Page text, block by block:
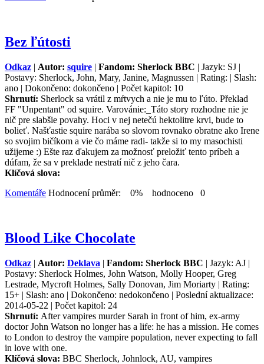
Bez ľútosti
Odkaz | Autor: squire | Fandom: Sherlock BBC | Jazyk: SJ |
Postavy: Sherlock, John, Mary, Janine, Magnussen | Rating: | Slash:
ano | Dokončeno: dokončeno | Počet kapitol: 10
Shrnutí: Sherlock sa vrátil z mŕtvych a nie je mu to ľúto. Překlad
FF "Unpentant" od squire. Varovánie:_Táto story rozhodne nie je
nič pre slabšie povahy. Hoci v nej netečú hektolitre krvi, bude to
bolieť. Našťastie squire narába so slovom rovnako obratne ako Irene
so svojim bičíkom a vie čo máme radi- takže si to my masochisti
užijeme :) Ešte raz ďakujem za možnosť preložiť tento príbeh a
dúfam, že sa v preklade nestratí nič z jeho čara.
Klíčová slova:
Komentáře Hodnocení průměr: 0% hodnoceno 0
Blood Like Chocolate
Odkaz | Autor: Deklava | Fandom: Sherlock BBC | Jazyk: AJ |
Postavy: Sherlock Holmes, John Watson, Molly Hooper, Greg
Lestrade, Mycroft Holmes, Sally Donovan, Jim Moriarty | Rating:
15+ | Slash: ano | Dokončeno: nedokončeno | Poslední aktualizace:
2014-05-22 | Počet kapitol: 24
Shrnutí: After vampires murder Sarah in front of him, ex-army
doctor John Watson no longer has a life: he has a mission. He comes
to London to destroy the vampire population, never expecting to fall
in love with one.
Klíčová slova: BBC Sherlock, Johnlock, AU, vampires